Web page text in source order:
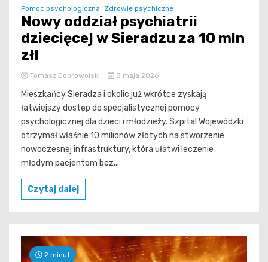
Pomoc psychologiczna Zdrowie psychiczne
Nowy oddział psychiatrii
dziecięcej w Sieradzu za 10 mln
zł!
Tomasz Dobrowolski 8 maja 2026
Mieszkańcy Sieradza i okolic już wkrótce zyskają
łatwiejszy dostęp do specjalistycznej pomocy
psychologicznej dla dzieci i młodzieży. Szpital Wojewódzki
otrzymał właśnie 10 milionów złotych na stworzenie
nowoczesnej infrastruktury, która ułatwi leczenie
młodym pacjentom bez...
Czytaj dalej
2 minut